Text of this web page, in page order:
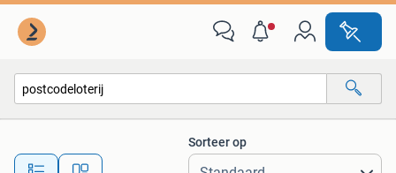
Alle afstanden…
Sorteer op